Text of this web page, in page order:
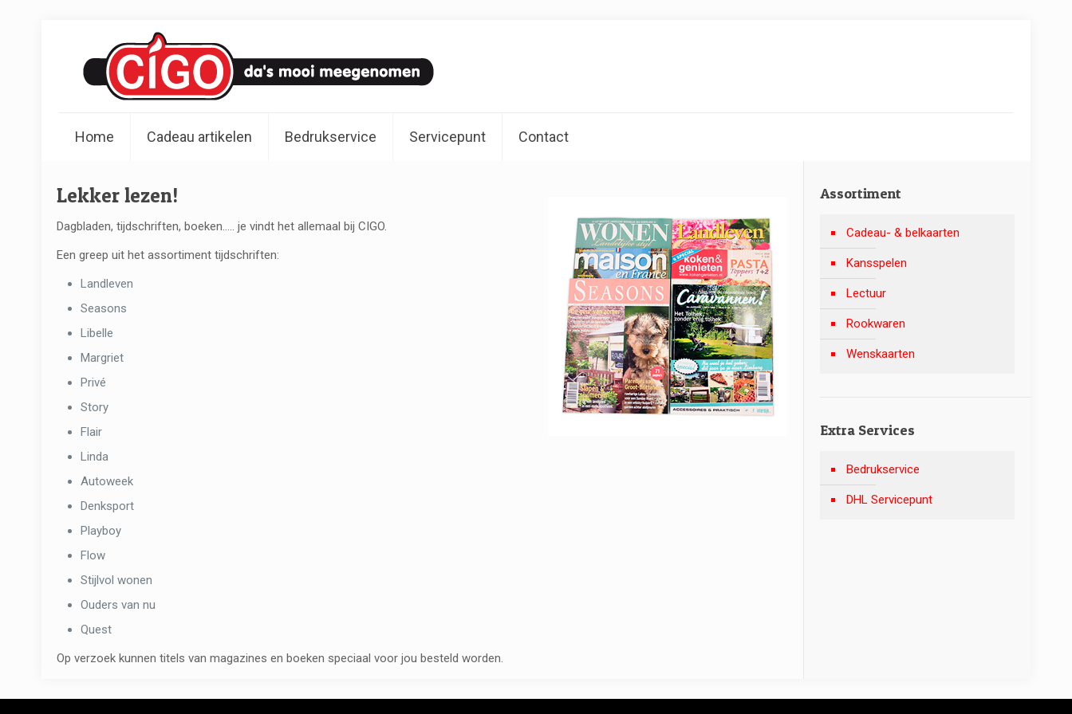
Home Cadeau artikelen Bedrukservice Servicepunt Contact
Lekker lezen!
Dagbladen, tijdschriften, boeken….. je vindt het allemaal bij CIGO.
Een greep uit het assortiment tijdschriften:
Landleven
Seasons
Libelle
Margriet
Privé
Story
Flair
Linda
Autoweek
Denksport
Playboy
Flow
Stijlvol wonen
Ouders van nu
Quest
Op verzoek kunnen titels van magazines en boeken speciaal voor jou besteld worden.
Assortiment
Cadeau- & belkaarten
Kansspelen
Lectuur
Rookwaren
Wenskaarten
Extra Services
Bedrukservice
DHL Servicepunt